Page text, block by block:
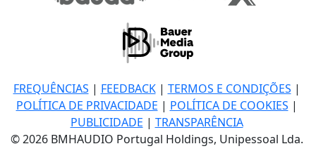
FREQUÊNCIAS | FEEDBACK| TERMOS E CONDIÇÕES |
POLÍTICA DE PRIVACIDADE | POLÍTICA DE COOKIES |
PUBLICIDADE | TRANSPARÊNCIA
© 2026 BMHAUDIO Portugal Holdings, Unipessoal Lda.